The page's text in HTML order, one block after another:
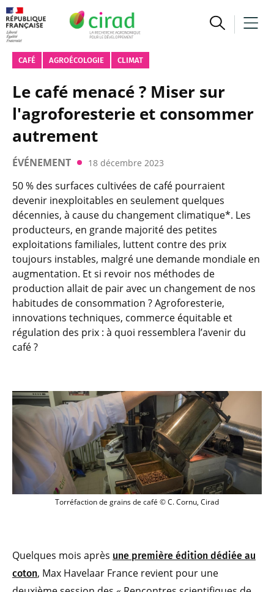
CAFÉ AGROÉCOLOGIE CLIMAT
Le café menacé ? Miser sur
l'agroforesterie et consommer
autrement
ÉVÉNEMENT 18 décembre 2023
50 % des surfaces cultivées de café pourraient
devenir inexploitables en seulement quelques
décennies, à cause du changement climatique*. Les
producteurs, en grande majorité des petites
exploitations familiales, luttent contre des prix
toujours instables, malgré une demande mondiale en
augmentation. Et si revoir nos méthodes de
production allait de pair avec un changement de nos
habitudes de consommation ? Agroforesterie,
innovations techniques, commerce équitable et
régulation des prix : à quoi ressemblera l’avenir du
café ?
Torréfaction de grains de café © C.
Torréfaction de grains de café © C. Cornu, Cirad
Quelques mois après une première édition dédiée au
coton, Max Havelaar France revient pour une